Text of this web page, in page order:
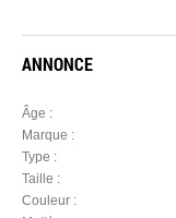
ANNONCE
Âge :
Marque :
Type :
Taille :
Couleur :